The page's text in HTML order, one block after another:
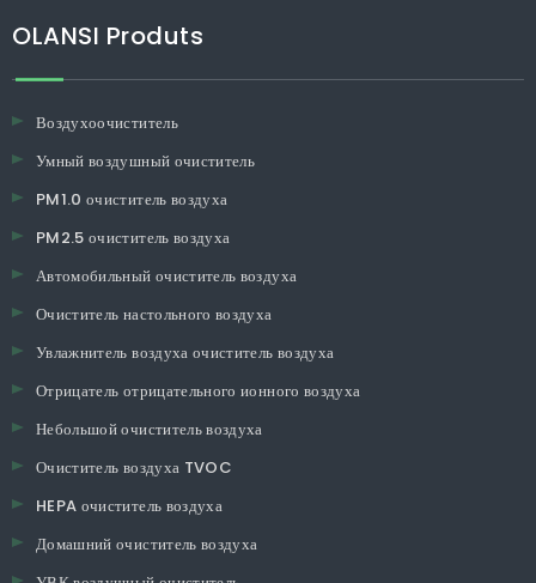
OLANSI Produts
Воздухоочиститель
Умный воздушный очиститель
PM1.0 очиститель воздуха
PM2.5 очиститель воздуха
Автомобильный очиститель воздуха
Очиститель настольного воздуха
Увлажнитель воздуха очиститель воздуха
Отрицатель отрицательного ионного воздуха
Небольшой очиститель воздуха
Очиститель воздуха TVOC
HEPA очиститель воздуха
Домашний очиститель воздуха